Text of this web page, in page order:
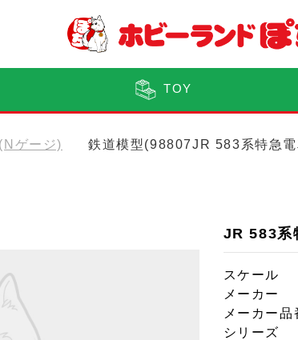
TOY
ゲージ) 鉄道模型(98807JR 583系特急
JR 583系
スケール
メーカー
メーカー品
シリーズ